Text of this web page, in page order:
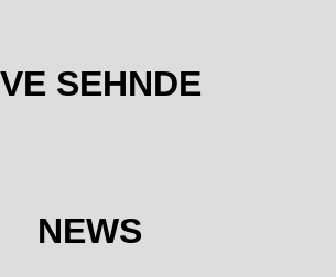
SEHNDE
NEWS